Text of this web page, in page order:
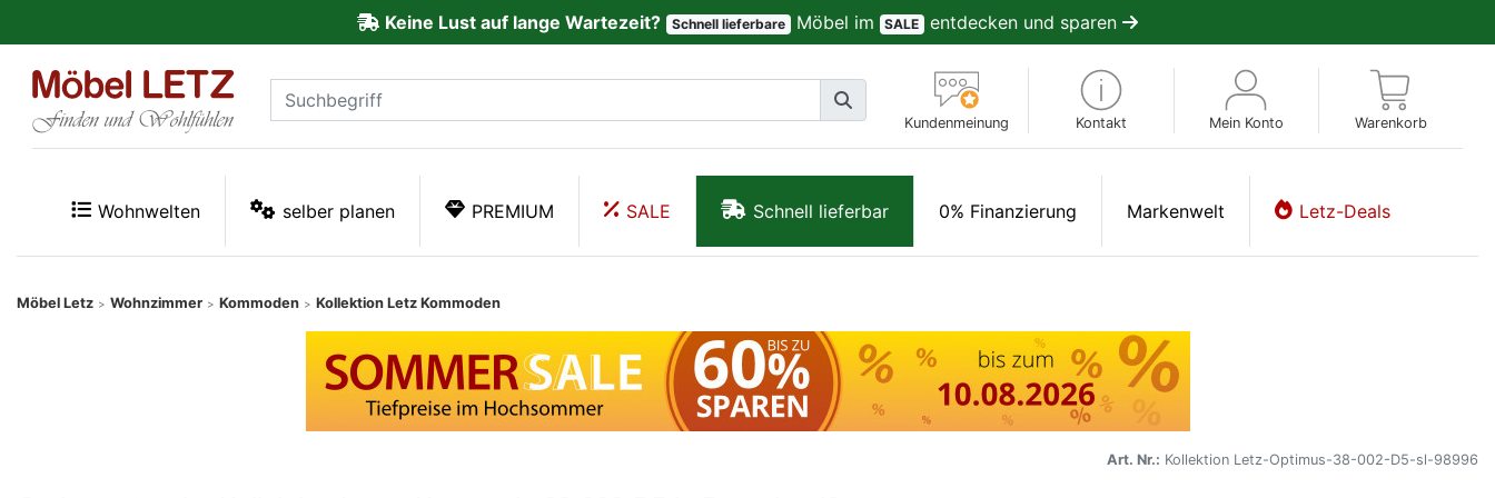
Keine Lust auf lange Wartezeit? Schnell lieferbare Möbel im SALE entdecken und sparen
Kundenmeinung Kontakt Mein Konto Warenkorb
Wohnwelten selber planen PREMIUM SALE Schnell lieferbar 0% Finanzierung Markenwelt Letz-Deals
Möbel Letz > Wohnzimmer > Kommoden > Kollektion Letz Kommoden
Art. Nr.: Kollektion Letz-Optimus-38-002-D5-sl-98996
Kundenmeinungen
PREMIUM
Schnell